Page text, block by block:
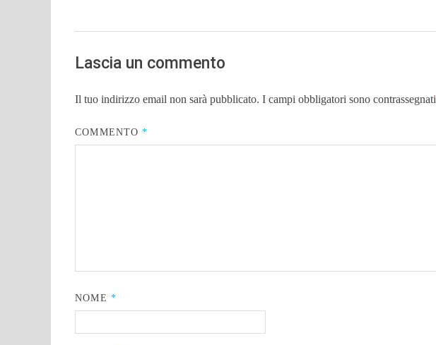
Lascia un commento
Il tuo indirizzo email non sarà pubblicato. I campi obbligatori sono contrassegnati
COMMENTO *
NOME *